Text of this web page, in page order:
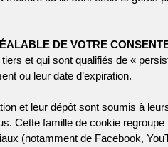
DE VOTRE
et qui sont qualifiés de «
ou leur date d’expiration.
et leur dépôt sont soumis à
Cette famille de cookie
(notamment de Facebook,